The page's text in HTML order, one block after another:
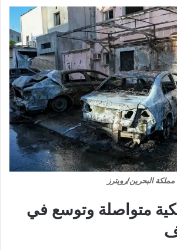
البحرين/رويترز
متواصلة وتوسع في